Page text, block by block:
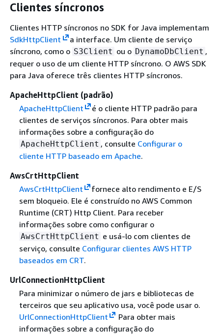
Clientes síncronos
Clientes HTTP síncronos no SDK for Java implementam
SdkHttpClient
a interface. Um cliente de serviço
síncrono, como o S3Client ou o DynamoDbClient ,
requer o uso de um cliente HTTP síncrono. O AWS SDK
para Java oferece três clientes HTTP síncronos.
ApacheHttpClient (padrão)
ApacheHttpClient
é o cliente HTTP padrão para
clientes de serviços síncronos. Para obter mais
informações sobre a configuração do
ApacheHttpClient , consulte Configurar o
cliente HTTP baseado em Apache.
AwsCrtHttpClient
AwsCrtHttpClient
fornece alto rendimento e E/S
sem bloqueio. Ele é construído no AWS Common
Runtime (CRT) Http Client. Para receber
informações sobre como configurar o
AwsCrtHttpClient e usá-lo com clientes de
serviço, consulte Configurar clientes AWS HTTP
baseados em CRT.
UrlConnectionHttpClient
Para minimizar o número de jars e bibliotecas de
terceiros que seu aplicativo usa, você pode usar o.
UrlConnectionHttpClient
Para obter mais
informações sobre a configuração do